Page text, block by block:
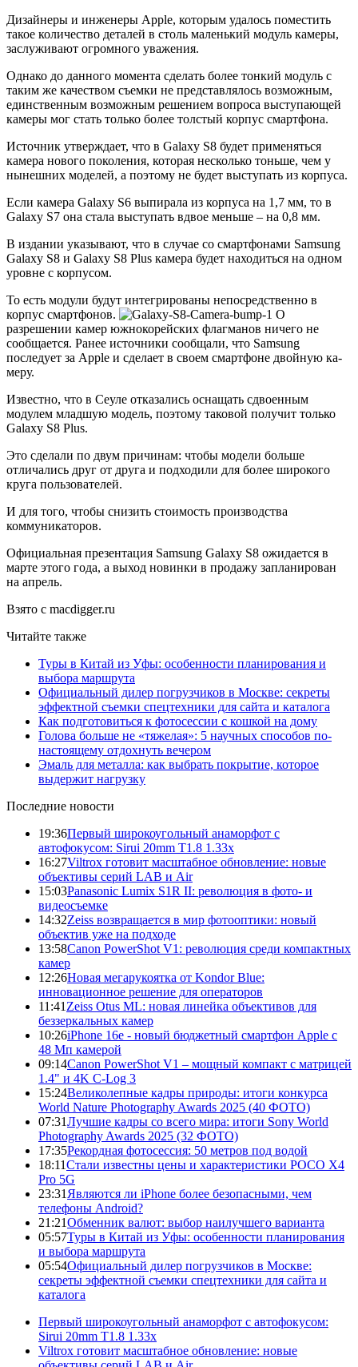
Дизайнеры и инженеры Apple, которым удалось поместить
такое количество деталей в столь маленький модуль камеры,
заслуживают огромного уважения.
Однако до данного момента сделать более тонкий модуль с
таким же качеством съемки не представлялось возможным,
единственным возможным решением вопроса выступающей
камеры мог стать только более толстый корпус смартфона.
Источник утверждает, что в Galaxy S8 будет применяться
камера нового поколения, которая несколько тоньше, чем у
нынешних моделей, а поэтому не будет выступать из корпуса.
Если камера Galaxy S6 выпирала из корпуса на 1,7 мм, то в
Galaxy S7 она стала выступать вдвое меньше – на 0,8 мм.
В издании указывают, что в случае со смартфонами Samsung
Galaxy S8 и Galaxy S8 Plus камера будет находиться на одном
уровне с корпусом.
То есть модули будут интегрированы непосредственно в
корпус смартфонов.
О
разрешении камер южнокорейских флагманов ничего не
сообщается. Ранее источники сообщали, что Samsung
последует за Apple и сделает в своем смарт­фоне двой­ную ка­
ме­ру.
Известно, что в Сеуле отказались оснащать сдвоенным
модулем младшую модель, поэтому таковой получит только
Galaxy S8 Plus.
Это сделали по двум причинам: чтобы модели больше
отличались друг от друга и подходили для более широкого
круга пользователей.
И для того, чтобы снизить стоимость производства
коммуникаторов.
Официальная презентация Samsung Galaxy S8 ожидается в
марте этого года, а выход новинки в продажу запланирован
на апрель.
Взято с macdigger.ru
Читайте также
Туры в Китай из Уфы: особенности планирования и
выбора маршрута
Официальный дилер погрузчиков в Москве: секреты
эффектной съемки спецтехники для сайта и каталога
Как подготовиться к фотосессии с кошкой на дому
Голова больше не «тяжелая»: 5 научных способов по-
настоящему отдохнуть вечером
Эмаль для металла: как выбрать покрытие, которое
выдержит нагрузку
Последние новости
19:36Первый широкоугольный анаморфот с
автофокусом: Sirui 20mm T1.8 1.33x
16:27Viltrox готовит масштабное обновление: новые
объективы серий LAB и Air
15:03Panasonic Lumix S1R II: революция в фото- и
видеосъемке
14:32Zeiss возвращается в мир фотооптики: новый
объектив уже на подходе
13:58Canon PowerShot V1: революция среди компактных
камер
12:26Новая мегарукоятка от Kondor Blue:
инновационное решение для операторов
11:41 Zeiss Otus ML: новая линейка объективов для
беззеркальных камер
10:26iPhone 16e - новый бюджетный смартфон Apple с
48 Мп камерой
09:14Canon PowerShot V1 – мощный компакт с матрицей
1.4" и 4K C-Log 3
15:24Великолепные кадры природы: итоги конкурса
World Nature Photography Awards 2025 (40 ФОТО)
07:31Лучшие кадры со всего мира: итоги Sony World
Photography Awards 2025 (32 ФОТО)
17:35Рекордная фотосессия: 50 метров под водой
18:11Стали известны цены и характеристики POCO X4
Pro 5G
23:31 Являются ли iPhone более безопасными, чем
телефоны Android?
21:21Обменник валют: выбор наилучшего варианта
05:57Туры в Китай из Уфы: особенности планирования
и выбора маршрута
05:54Официальный дилер погрузчиков в Москве:
секреты эффектной съемки спецтехники для сайта и
каталога
Первый широкоугольный анаморфот с автофокусом:
Sirui 20mm T1.8 1.33x
Viltrox готовит масштабное обновление: новые